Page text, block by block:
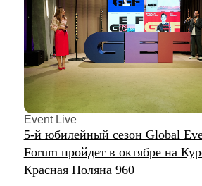
Event Live
5-й юбилейный сезон Global Event
Forum пройдет в октябре на Курорте
Красная Поляна 960